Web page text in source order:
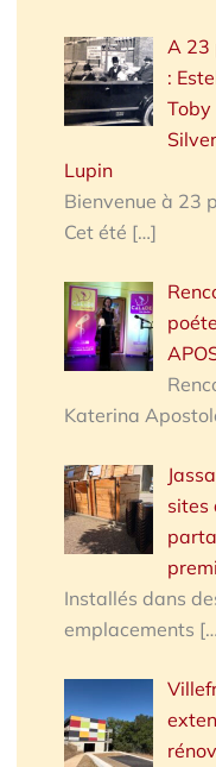
A 23
:
Toby
Lupin
Bienvenue à 23
Cet été […]
Katerina
sites
Installés dans
emplacements